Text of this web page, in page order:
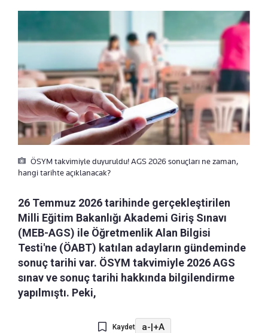
ÖSYM takvimiyle duyuruldu! AGS 2026 sonuçları ne zaman,
hangi tarihte açıklanacak?
26 Temmuz 2026 tarihinde gerçekleştirilen
Milli Eğitim Bakanlığı Akademi Giriş Sınavı
(MEB-AGS) ile Öğretmenlik Alan Bilgisi
Testi'ne (ÖABT) katılan adayların gündeminde
sonuç tarihi var. ÖSYM takvimiyle 2026 AGS
sınav ve sonuç tarihi hakkında bilgilendirme
yapılmıştı. Peki,
Kaydet a-|+A